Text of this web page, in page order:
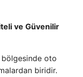
ve Güvenilir
oto
biridir.